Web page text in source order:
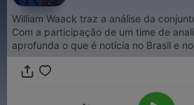
William Waack traz a análise da
Com a participação de um time de
aprofunda o que é notícia no Brasil e